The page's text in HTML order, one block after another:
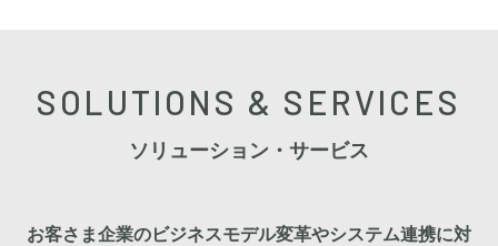
SOLUTIONS & SERVICES
ソリューション・サービス
お客さま企業のビジネスモデル変革やシステム連携に対